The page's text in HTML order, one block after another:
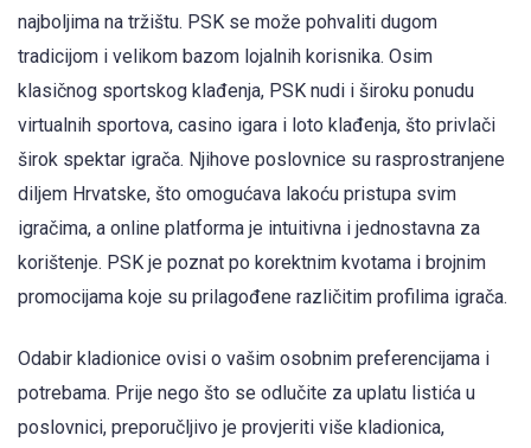
najboljima na tržištu. PSK se može pohvaliti dugom
tradicijom i velikom bazom lojalnih korisnika. Osim
klasičnog sportskog klađenja, PSK nudi i široku ponudu
virtualnih sportova, casino igara i loto klađenja, što privlači
širok spektar igrača. Njihove poslovnice su rasprostranjene
diljem Hrvatske, što omogućava lakoću pristupa svim
igračima, a online platforma je intuitivna i jednostavna za
korištenje. PSK je poznat po korektnim kvotama i brojnim
promocijama koje su prilagođene različitim profilima igrača.
Odabir kladionice ovisi o vašim osobnim preferencijama i
potrebama. Prije nego što se odlučite za uplatu listića u
poslovnici, preporučljivo je provjeriti više kladionica,